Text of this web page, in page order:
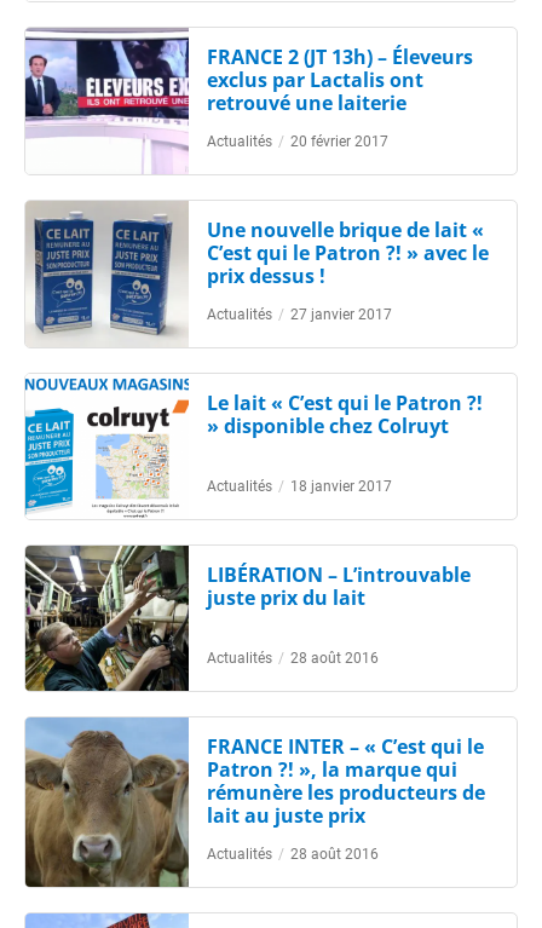
FRANCE 2 (JT 13h) – Éleveurs
exclus par Lactalis ont
retrouvé une laiterie
Actualités / 20 février 2017
Une nouvelle brique de lait «
C’est qui le Patron ?! » avec le
prix dessus !
Actualités / 27 janvier 2017
Le lait « C’est qui le Patron ?!
» disponible chez Colruyt
Actualités / 18 janvier 2017
LIBÉRATION – L’introuvable
juste prix du lait
Actualités / 28 août 2016
FRANCE INTER – « C’est qui le
Patron ?! », la marque qui
rémunère les producteurs de
lait au juste prix
Actualités / 28 août 2016